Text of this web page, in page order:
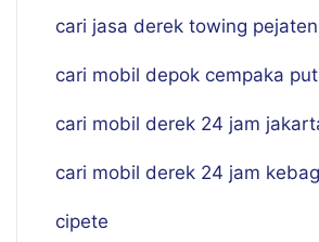
cari jasa derek towing pejaten
cari mobil depok cempaka
cari mobil derek 24 jam
cari mobil derek 24 jam
cipete